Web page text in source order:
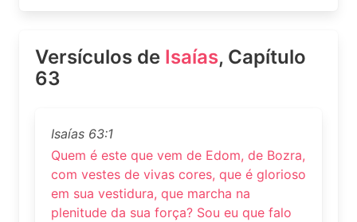
Versículos de Isaías, Capítulo
63
Isaías 63:1
Quem é este que vem de Edom, de Bozra,
com vestes de vivas cores, que é glorioso
em sua vestidura, que marcha na
plenitude da sua força? Sou eu que falo